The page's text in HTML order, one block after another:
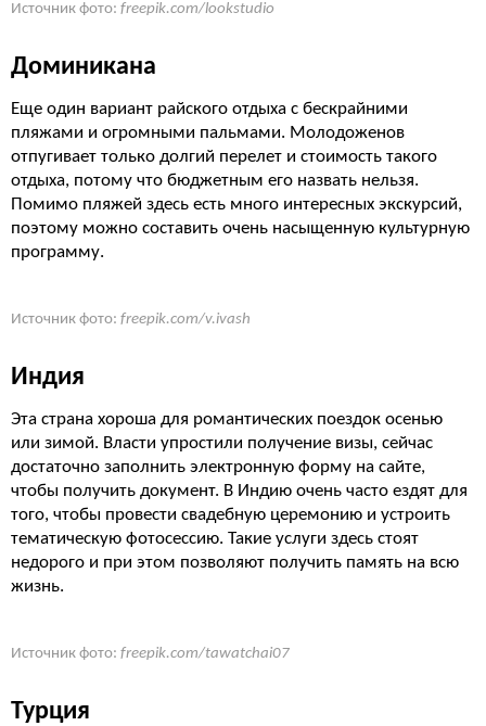
Источник фото: freepik.com/lookstudio
Доминикана
Еще один вариант райского отдыха с бескрайними
пляжами и огромными пальмами. Молодоженов
отпугивает только долгий перелет и стоимость такого
отдыха, потому что бюджетным его назвать нельзя.
Помимо пляжей здесь есть много интересных экскурсий,
поэтому можно составить очень насыщенную культурную
программу.
Источник фото: freepik.com/v.ivash
Индия
Эта страна хороша для романтических поездок осенью
или зимой. Власти упростили получение визы, сейчас
достаточно заполнить электронную форму на сайте,
чтобы получить документ. В Индию очень часто ездят для
того, чтобы провести свадебную церемонию и устроить
тематическую фотосессию. Такие услуги здесь стоят
недорого и при этом позволяют получить память на всю
жизнь.
Источник фото: freepik.com/tawatchai07
Турция